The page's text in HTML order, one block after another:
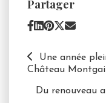
Partager
Une année
Château
Du renouveau